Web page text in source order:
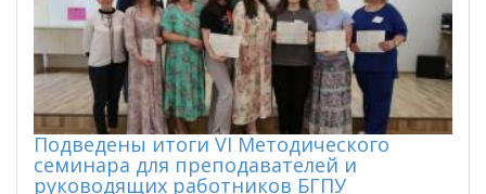
Подведены итоги VI Методического
семинара для преподавателей и
руководящих работников БГПУ